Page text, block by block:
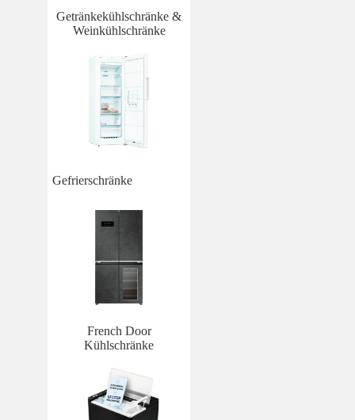
Getränkekühlschränke &
Weinkühlschränke
Gefrierschränke
French Door
Kühlschränke